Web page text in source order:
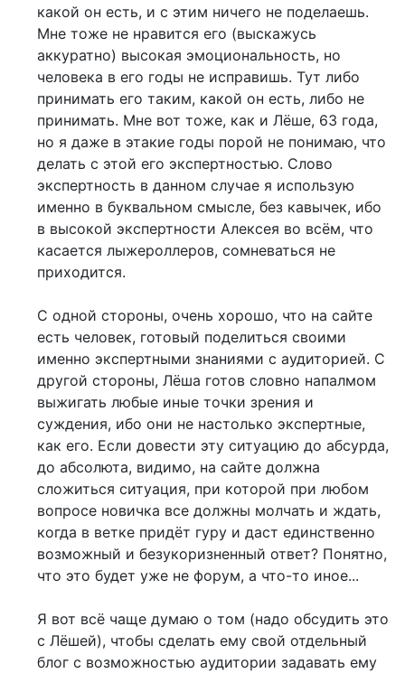
какой он есть, и с этим ничего не поделаешь.
Мне тоже не нравится его (выскажусь
аккуратно) высокая эмоциональность, но
человека в его годы не исправишь. Тут либо
принимать его таким, какой он есть, либо не
принимать. Мне вот тоже, как и Лёше, 63 года,
но я даже в этакие годы порой не понимаю, что
делать с этой его экспертностью. Слово
экспертность в данном случае я использую
именно в буквальном смысле, без кавычек, ибо
в высокой экспертности Алексея во всём, что
касается лыжероллеров, сомневаться не
приходится.
С одной стороны, очень хорошо, что на сайте
есть человек, готовый поделиться своими
именно экспертными знаниями с аудиторией. С
другой стороны, Лёша готов словно напалмом
выжигать любые иные точки зрения и
суждения, ибо они не настолько экспертные,
как его. Если довести эту ситуацию до абсурда,
до абсолюта, видимо, на сайте должна
сложиться ситуация, при которой при любом
вопросе новичка все должны молчать и ждать,
когда в ветке придёт гуру и даст единственно
возможный и безукоризненный ответ? Понятно,
что это будет уже не форум, а что-то иное...
Я вот всё чаще думаю о том (надо обсудить это
с Лёшей), чтобы сделать ему свой отдельный
блог с возможностью аудитории задавать ему